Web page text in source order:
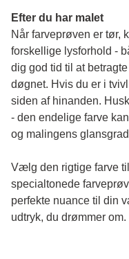
Efter du har malet
Når farveprøven er tør,
forskellige lysforhold -
dig god tid til at
døgnet. Hvis du er i
siden af hinanden.
- den endelige farve
og malingens
Vælg den rigtige farve
specialtonede
perfekte nuance til din
udtryk, du drømmer om.